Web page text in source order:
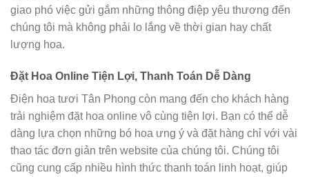
giao phó việc gửi gắm những thông điệp yêu thương đến
chúng tôi mà không phải lo lắng về thời gian hay chất
lượng hoa.
Đặt Hoa Online Tiện Lợi, Thanh Toán Dễ Dàng
Điện hoa tươi Tân Phong còn mang đến cho khách hàng
trải nghiệm đặt hoa online vô cùng tiện lợi. Bạn có thể dễ
dàng lựa chọn những bó hoa ưng ý và đặt hàng chỉ với vài
thao tác đơn giản trên website của chúng tôi. Chúng tôi
cũng cung cấp nhiều hình thức thanh toán linh hoạt, giúp